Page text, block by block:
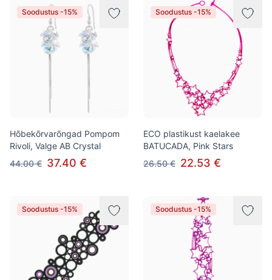
Soodustus -15%
Hõbekõrvarõngad Pompom
Rivoli, Valge AB Crystal
44.00 € 37.40 €
Soodustus -15%
ECO plastikust kaelakee
BATUCADA, Pink Stars
26.50 € 22.53 €
Soodustus -15% Soodustus -15%